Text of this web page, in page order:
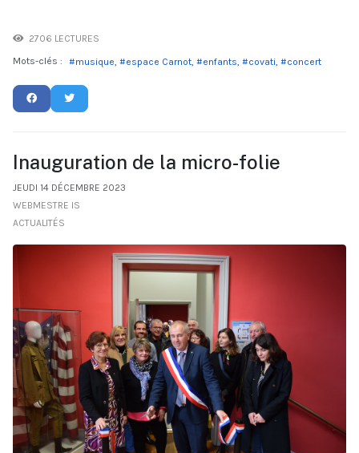
2706 LECTURES
Mots-clés :
musique espace Carnot enfants covati concert
Inauguration de la micro-folie
JEUDI 14 DÉCEMBRE 2023
WEBMESTRE IS
ACTUALITÉS